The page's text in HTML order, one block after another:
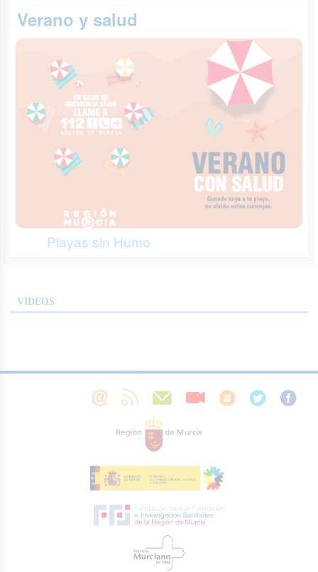
Verano y salud
Playas sin Humo
VÍDEOS